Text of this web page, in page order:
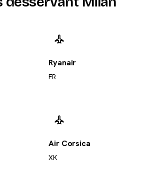
Ryanair
FR
Air Corsica
XK